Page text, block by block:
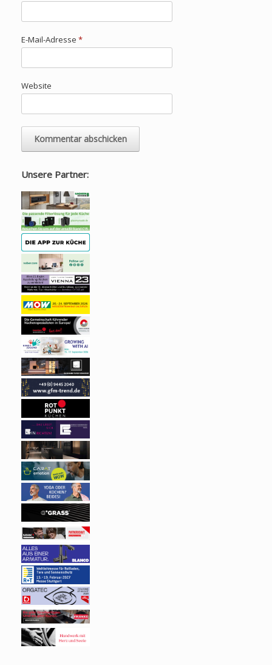
E-Mail-Adresse *
Website
Unsere Partner: